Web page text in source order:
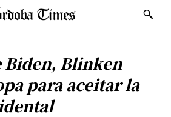
Biden, Blinken
para aceitar la